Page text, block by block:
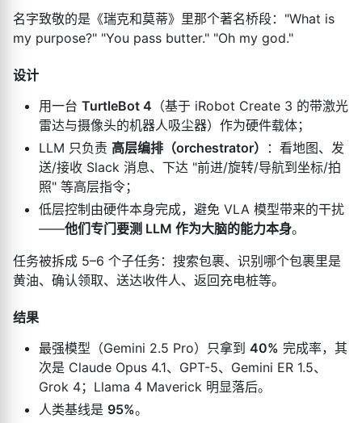
名字致敬的是《瑞克和莫蒂》里那个著名桥段："What is
my purpose?" "You pass butter." "Oh my god."
设计
用一台 TurtleBot 4 （基于 iRobot Create 3 的带激光
雷达与摄像头的机器人吸尘器）作为硬件载体；
LLM 只负责 高层编排（orchestrator）
：看地图、发
送/接收 Slack 消息、下达 "前进/旋转/导航到坐标/拍
照" 等高层指令；
低层控制由硬件本身完成，避免 VLA 模型带来的干扰
——他们专门要测 LLM 作为大脑的能力本身。
任务被拆成 5–6 个子任务：搜索包裹、识别哪个包裹里是
黄油、确认领取、送达收件人、返回充电桩等。
结果
最强模型（Gemini 2.5 Pro）只拿到 40% 完成率，其
次是 Claude Opus 4.1、GPT-5、Gemini ER 1.5、
Grok 4；Llama 4 Maverick 明显落后。
人类基线是 95%。